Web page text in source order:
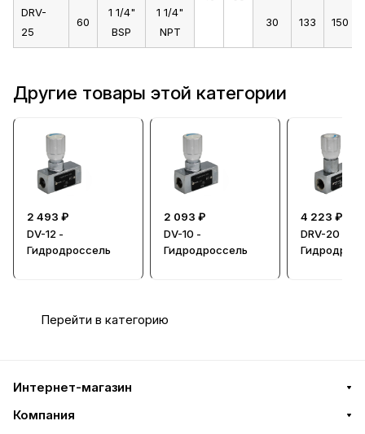
DRV-
25
60
1 1/4"
BSP
1 1/4"
NPT
30 133 150
Другие товары этой категории
2 493 ₽
DV-12 -
Гидродроссель
2 093 ₽
DV-10 -
Гидродроссель
4 223 ₽
DRV-20 -
Перейти в категорию
Интернет-магазин
Компания